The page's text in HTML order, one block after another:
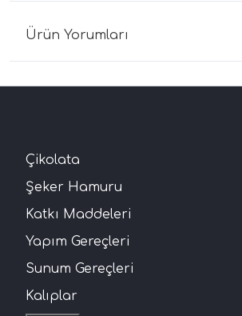
Ürün Yorumları
Çikolata
Şeker Hamuru
Katkı Maddeleri
Yapım Gereçleri
Sunum Gereçleri
Kalıplar